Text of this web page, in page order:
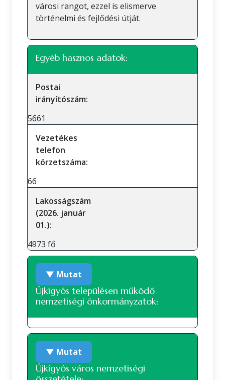
városi rangot, ezzel is elismerve
történelmi és fejlődési útját.
Egyéb hasznos adatok:
Postai
irányítószám:
5661
Vezetékes
telefon
körzetszáma:
66
Lakosságszám
(2026. január
01.):
4973 fő
▼ Mutat
Újkígyós településen működő
nemzetiségi önkormányzatok:
Roma nemzetiségi önkormányzat
▼ Mutat
Újkígyós város nemzetiségi